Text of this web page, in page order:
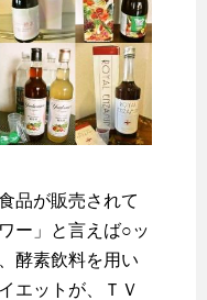
品が販売されて
ー」と言えば○ッ
酵素飲料を用い
エットが、ＴＶ